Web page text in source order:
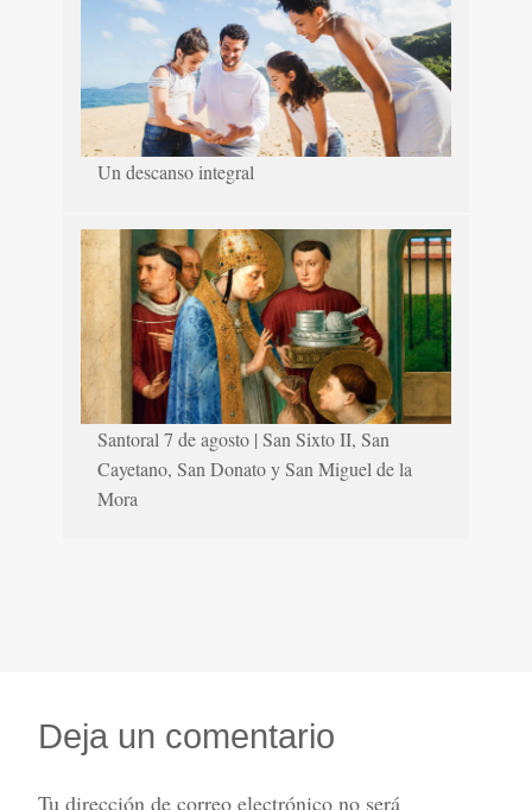
Un descanso integral
Santoral 7 de agosto | San Sixto II, San
Cayetano, San Donato y San Miguel de la
Mora
Deja un comentario
Tu dirección de correo electrónico no será